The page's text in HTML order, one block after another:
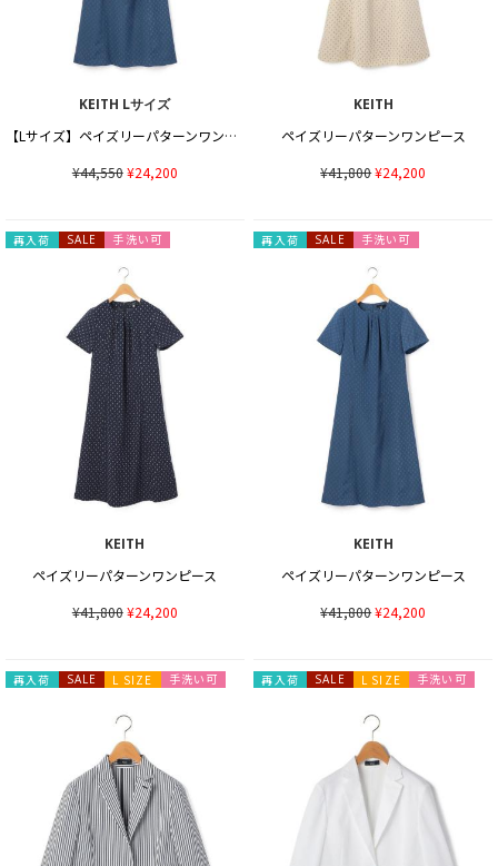
KEITH Lサイズ
【Lサイズ】ペイズリーパターンワンピース
¥44,550¥24,200
KEITH
ペイズリーパターンワンピース
¥41,800¥24,200
再入荷 SALE 手洗い可
KEITH
ペイズリーパターンワンピース
¥41,800¥24,200
再入荷 SALE 手洗い可
KEITH
ペイズリーパターンワンピース
¥41,800¥24,200
再入荷 SALE L SIZE 手洗い可 再入荷 SALE L SIZE 手洗い可